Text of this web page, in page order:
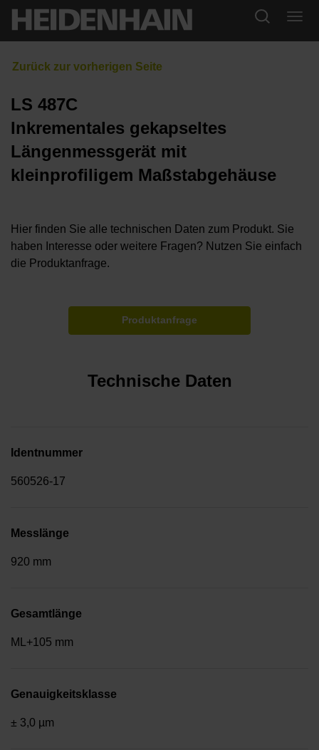
LS 487C
Inkrementales gekapseltes
Längenmessgerät mit
kleinprofiligem Maßstabgehäuse
Hier finden Sie alle technischen Daten zum Produkt. Sie
haben Interesse oder weitere Fragen? Nutzen Sie einfach
die Produktanfrage.
Produktanfrage
Technische Daten
Identnummer
560526-17
Messlänge
920 mm
Gesamtlänge
ML+105 mm
Genauigkeitsklasse
± 3,0 µm